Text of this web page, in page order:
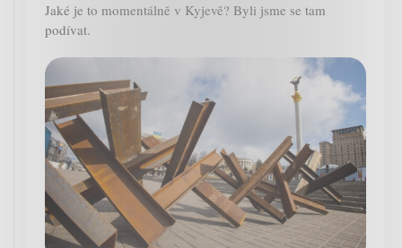
Jaké je to momentálně v Kyjevě? Byli jsme se tam
podívat.